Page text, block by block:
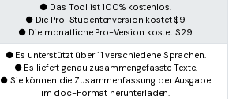
● Das Tool ist 100% kostenlos.
● Die Pro-Studentenversion kostet $9
● Die monatliche Pro-Version kostet $29
● Es unterstützt über 11 verschiedene Sprachen.
● Es liefert genau zusammengefasste Texte.
● Sie können die Zusammenfassung der Ausgabe
im doc-Format herunterladen.